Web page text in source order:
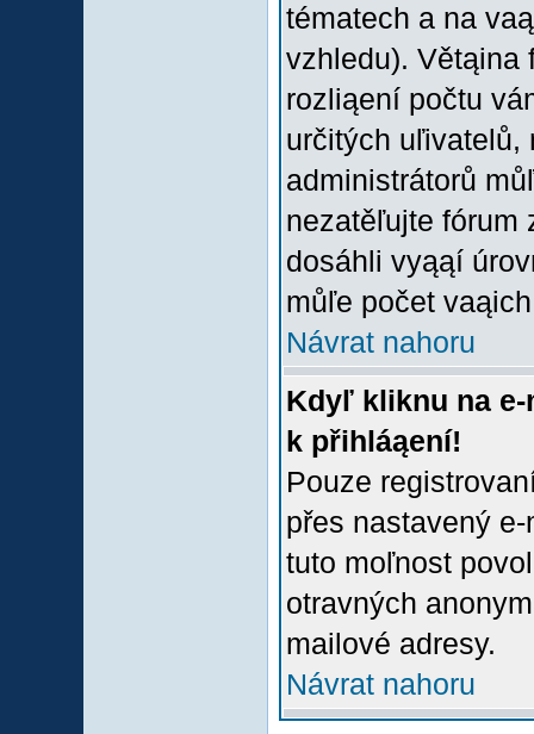
tématech a na
vzhledu). Větąina
rozliąení počtu
určitých uľivatelů,
administrátorů
nezatěľujte fórum
dosáhli vyąąí
můľe počet
Návrat nahoru
Kdyľ kliknu na
k přihláąení!
Pouze
přes nastavený
tuto moľnost
otravných
mailové adresy.
Návrat nahoru